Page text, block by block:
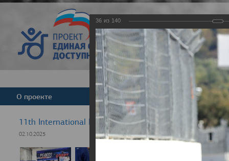
Версия для
О проекте Команда Новости
11th International Rezept-Sport Wheelchair Half
02.10.2025
36 из 140